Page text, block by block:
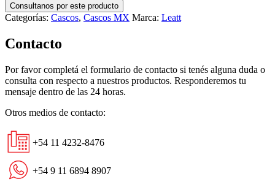
Consultanos por este producto
Categorías: Cascos, Cascos MX Marca: Leatt
Contacto
Por favor completá el formulario de contacto si tenés alguna duda o
consulta con respecto a nuestros productos. Responderemos tu
mensaje dentro de las 24 horas.
Otros medios de contacto:
+54 11 4232-8476
+54 9 11 6894 8907